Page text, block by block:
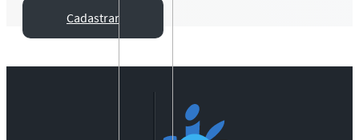
Cadastrar